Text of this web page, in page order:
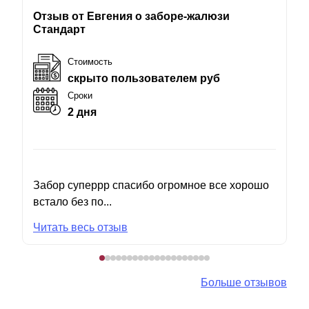
Отзыв от Евгения о заборе-жалюзи
Стандарт
Стоимость
скрыто пользователем руб
Сроки
2 дня
Забор суперрр спасибо огромное все хорошо
встало без по...
Читать весь отзыв
Больше отзывов